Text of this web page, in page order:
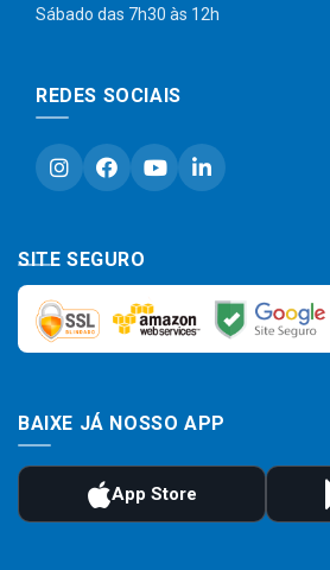
Sábado das 7h30 às 12h
REDES SOCIAIS
SITE SEGURO
BAIXE JÁ NOSSO APP